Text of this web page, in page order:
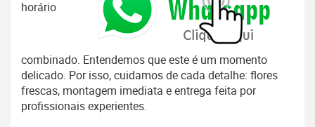
horário
combinado. Entendemos que este é um momento
delicado. Por isso, cuidamos de cada detalhe: flores
frescas, montagem imediata e entrega feita por
profissionais experientes.